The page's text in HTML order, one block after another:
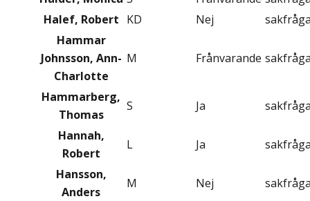
Halef, Robert KD Nej
Hammar
Johnsson, Ann-
Charlotte
M Frånvarande
Hammarberg,
Thomas
S Ja
Hannah,
Robert
L Ja
Hansson,
Anders
M Nej